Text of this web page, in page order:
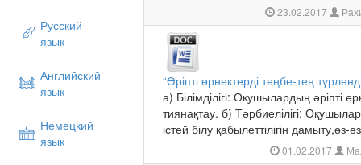
Русский
язык
Английский
язык
Немецкий
язык
23.02.2017
“Әріпті өрнектерді теңбе-тең
а) Білімділігі: Оқушылардың әріпті
тиянақтау. б) Тәрбиелілігі:
істей білу қабылеттілігін дамыту,өз-
01.02.2017